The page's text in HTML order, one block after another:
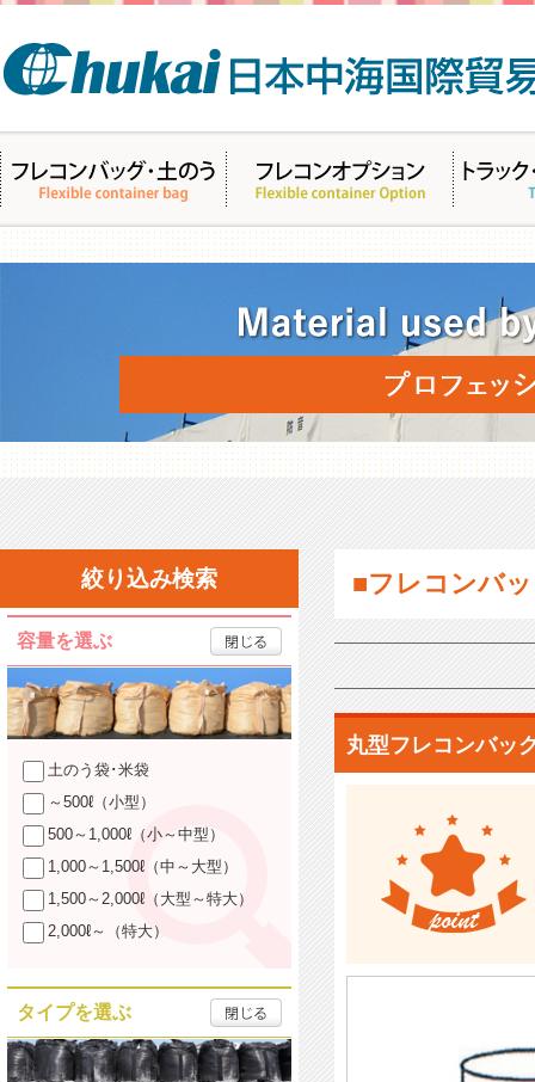
絞り込み検索
容量を選ぶ
土のう袋･米袋
～500ℓ（小型）
500～1,000ℓ（小～中型）
1,000～1,500ℓ（中～大型）
1,500～2,000ℓ（大型～特大）
2,000ℓ～（特大）
タイプを選ぶ
■フレコンバ
丸型フレコンバッ